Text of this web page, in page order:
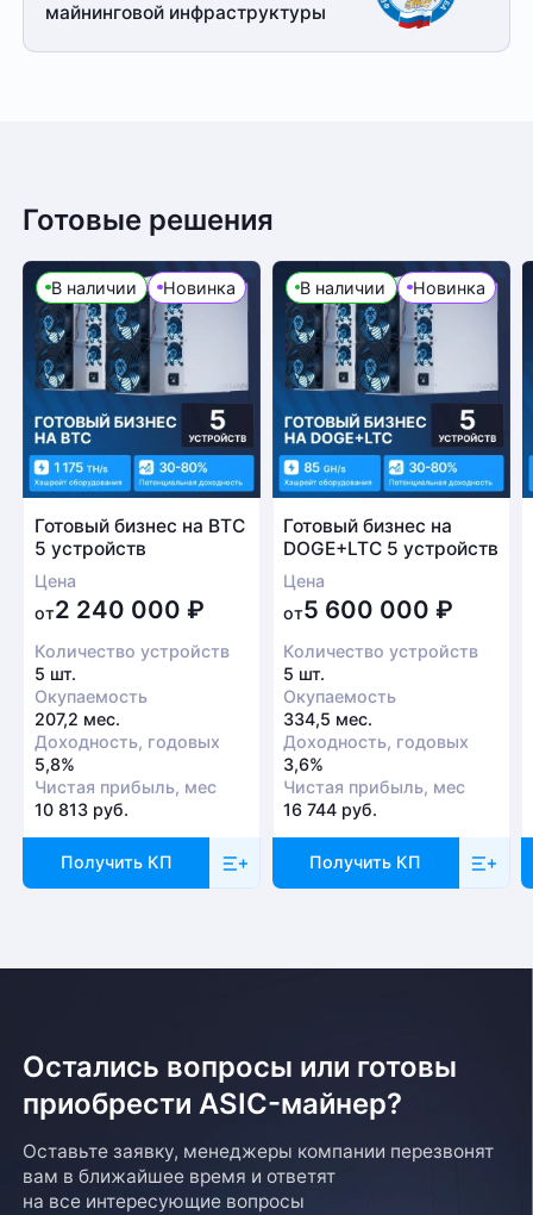
майнинговой инфраструктуры
Готовые решения
В наличии Новинка
Готовый бизнес на BTC
5 устройств
Цена
от2 240 000 ₽
Количество устройств
5 шт.
Окупаемость
207,2 мес.
Доходность, годовых
5,8%
Чистая прибыль, мес
10 813 руб.
Получить КП
В наличии Новинка
Готовый бизнес на
DOGE+LTC 5 устройств
Цена
от5 600 000₽
Количество устройств
5 шт.
Окупаемость
334,5 мес.
Доходность, годовых
3,6%
Чистая прибыль, мес
16 744 руб.
Получить КП
Остались вопросы или готовы
приобрести ASIC-майнер?
Оставьте заявку, менеджеры компании перезвонят
вам в ближайшее время и ответят
на все интересующие вопросы